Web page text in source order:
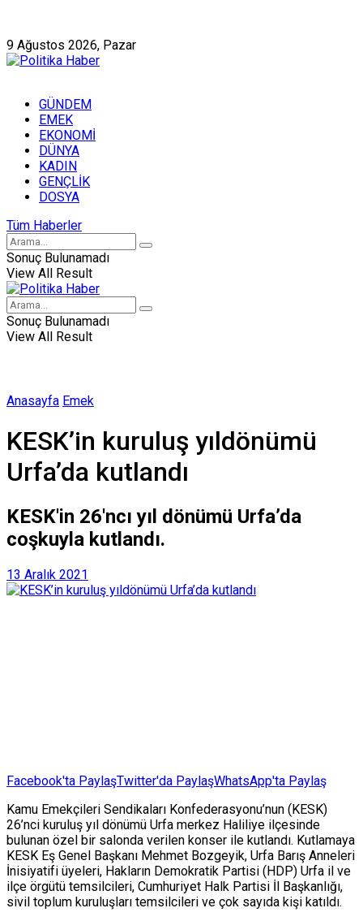
9 Ağustos 2026, Pazar
GÜNDEM
EMEK
EKONOMİ
DÜNYA
KADIN
GENÇLİK
DOSYA
Tüm Haberler
Sonuç Bulunamadı
View All Result
Sonuç Bulunamadı
View All Result
Anasayfa Emek
KESK’in kuruluş yıldönümü
Urfa’da kutlandı
KESK'in 26'ncı yıl dönümü Urfa’da
coşkuyla kutlandı.
13 Aralık 2021
Facebook'ta PaylaşTwitter'da PaylaşWhatsApp'ta Paylaş
Kamu Emekçileri Sendikaları Konfederasyonu’nun (KESK)
26’nci kuruluş yıl dönümü Urfa merkez Haliliye ilçesinde
bulunan özel bir salonda verilen konser ile kutlandı. Kutlamaya
KESK Eş Genel Başkanı Mehmet Bozgeyik, Urfa Barış Anneleri
İnisiyatifi üyeleri, Hakların Demokratik Partisi (HDP) Urfa il ve
ilçe örgütü temsilcileri, Cumhuriyet Halk Partisi İl Başkanlığı,
sivil toplum kuruluşları temsilcileri ve çok sayıda kişi katıldı.